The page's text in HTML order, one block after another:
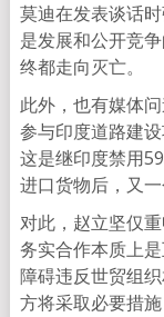
莫迪在发表谈话
是发展和公开竞
终都走向灭亡。
此外，也有媒体
参与印度道路建
这是继印度禁用
进口货物后，又一
对此，赵立坚仅
务实合作本质上
障碍违反世贸组
方将采取必要措